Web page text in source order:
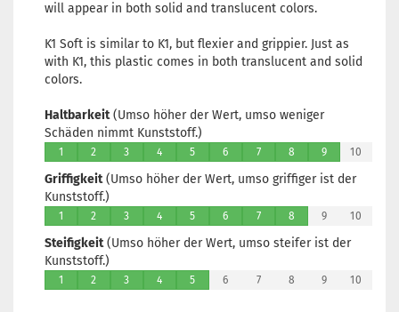
will appear in both solid and translucent colors.
K1 Soft is similar to K1, but flexier and grippier. Just as
with K1, this plastic comes in both translucent and solid
colors.
Haltbarkeit(Umso höher der Wert, umso weniger
Schäden nimmt Kunststoff.)
1 2 3 4 5 6 7 8 9 10
Griffigkeit(Umso höher der Wert, umso griffiger ist der
Kunststoff.)
1 2 3 4 5 6 7 8 9 10
Steifigkeit(Umso höher der Wert, umso steifer ist der
Kunststoff.)
1 2 3 4 5 6 7 8 9 10